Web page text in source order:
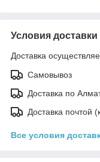
Условия доставки
Доставка
Самовывоз
Доставка по
Доставка почтой
Все условия